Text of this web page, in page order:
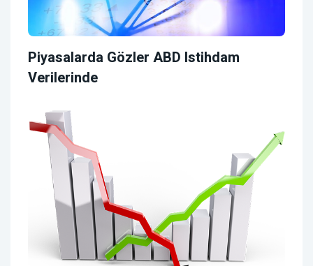
Piyasalarda Gözler ABD Istihdam
Verilerinde